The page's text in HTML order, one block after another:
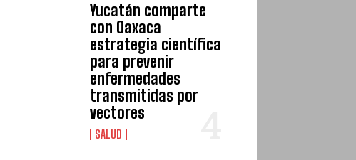
Yucatán comparte
con Oaxaca
estrategia científica
para prevenir
enfermedades
transmitidas por
vectores
SALUD